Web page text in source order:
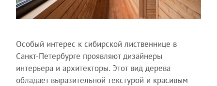
Особый интерес к сибирской лиственнице в
Санкт-Петербурге проявляют дизайнеры
интерьера и архитекторы. Этот вид дерева
обладает выразительной текстурой и красивым